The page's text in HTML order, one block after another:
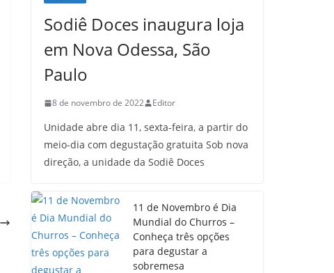
Sodiê Doces inaugura loja
em Nova Odessa, São
Paulo
8 de novembro de 2022 Editor
Unidade abre dia 11, sexta-feira, a partir do
meio-dia com degustação gratuita Sob nova
direção, a unidade da Sodiê Doces
11 de Novembro é Dia
Mundial do Churros –
Conheça três opções
para degustar a
sobremesa